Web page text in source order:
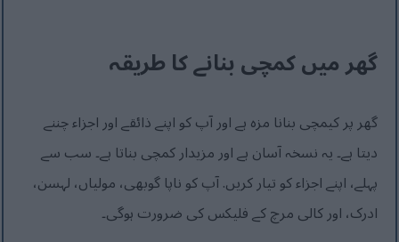
گھر میں کمچی بنانے کا طریقہ
گھر پر کیمچی بنانا مزہ ہے اور آپ کو اپنے ذائقے اور اجزاء چننے
دیتا ہے۔ یہ نسخہ آسان ہے اور مزیدار کمچی بناتا ہے۔ سب سے
پہلے، اپنے اجزاء کو تیار کریں. آپ کو ناپا گوبھی، مولیاں، لہسن،
ادرک، اور کالی مرچ کے فلیکس کی ضرورت ہوگی۔